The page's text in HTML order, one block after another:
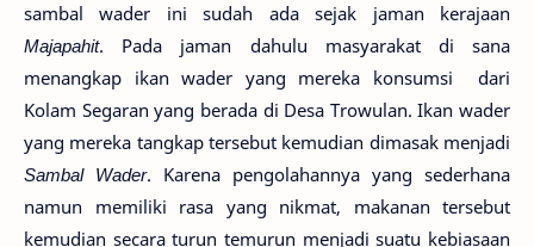
sambal wader ini sudah ada sejak jaman kerajaan
Majapahit. Pada jaman dahulu masyarakat di sana
menangkap ikan wader yang mereka konsumsi
dari
Kolam Segaran yang berada di Desa Trowulan. Ikan wader
yang mereka tangkap tersebut kemudian dimasak menjadi
Sambal Wader. Karena pengolahannya yang sederhana
namun memiliki rasa yang nikmat, makanan tersebut
kemudian secara turun temurun menjadi suatu kebiasaan